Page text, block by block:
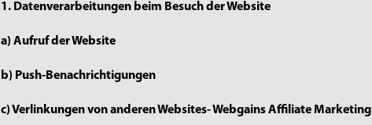
1. Datenverarbeitungen beim Besuch der Website
a) Aufruf der Website
b) Push-Benachrichtigungen
c) Verlinkungen von anderen Websites- Webgains Affiliate Marketing